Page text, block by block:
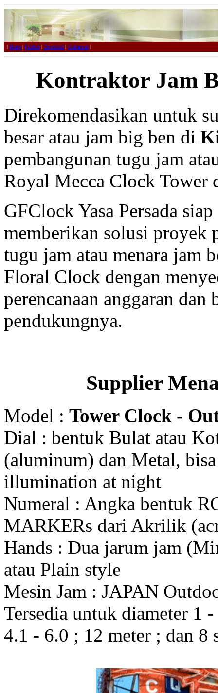
| Home | Product | Download | Contact us |
Kontraktor Jam
Direkomendasikan untuk
besar atau jam big ben di
pembangunan tugu jam
Royal Mecca Clock Tower
GFClock Yasa Persada
memberikan solusi proyek
tugu jam atau menara jam
Floral Clock dengan
perencanaan anggaran
pendukungnya.
Supplier
Model : Tower Clock -
Dial : bentuk Bulat atau
(aluminum) dan Metal,
illumination at night
Numeral : Angka bentuk
MARKERs dari Akrilik
Hands : Dua jarum jam
atau Plain style
Mesin Jam : JAPAN
Tersedia untuk diameter 1
4.1 - 6.0 ; 12 meter ; dan 8